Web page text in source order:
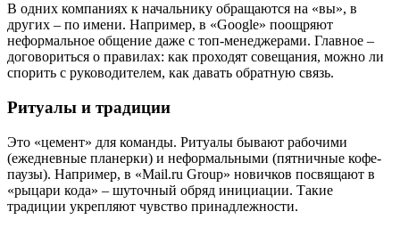
В одних компаниях к начальнику обращаются на «вы», в
других – по имени. Например, в «Google» поощряют
неформальное общение даже с топ-менеджерами. Главное –
договориться о правилах: как проходят совещания, можно ли
спорить с руководителем, как давать обратную связь.
Ритуалы и традиции
Это «цемент» для команды. Ритуалы бывают рабочими
(ежедневные планерки) и неформальными (пятничные кофе-
паузы). Например, в «Mail.ru Group» новичков посвящают в
«рыцари кода» – шуточный обряд инициации. Такие
традиции укрепляют чувство принадлежности.